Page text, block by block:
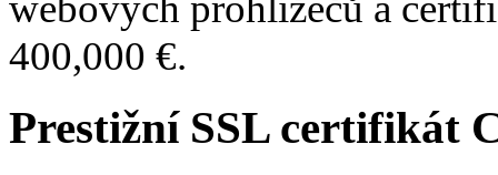
400,000 €.
Prestižní SSL certifikát